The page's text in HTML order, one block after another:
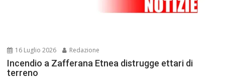
16 Luglio 2026 Redazione
Incendio a Zafferana Etnea distrugge ettari di
terreno